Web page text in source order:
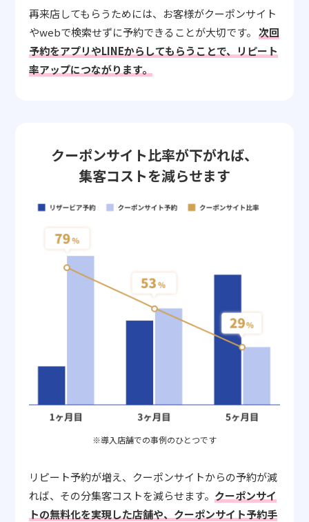
再来店してもらうためには、お客様がクーポンサイト
やwebで検索せずに予約できることが大切です。 次回
予約をアプリやLINEからしてもらうことで、リピート
率アップにつながります。
クーポンサイト比率が下がれば、
集客コストを減らせます
※導入店舗での事例のひとつです
リピート予約が増え、クーポンサイトからの予約が減
れば、その分集客コストを減らせます。 クーポンサイ
トの無料化を実現した店舗や、クーポンサイト予約手